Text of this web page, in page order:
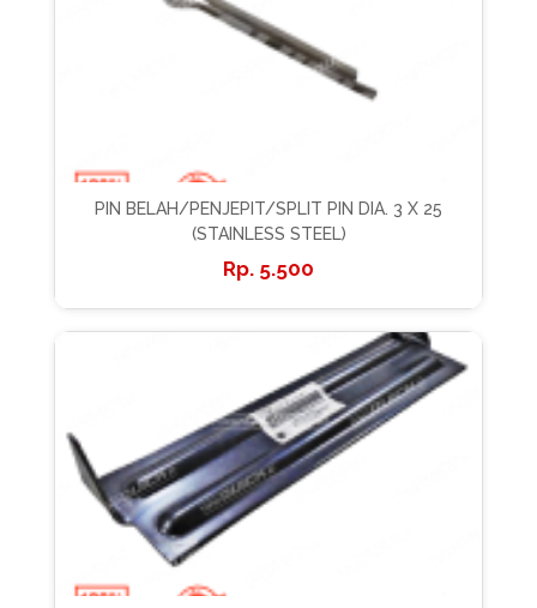
PIN BELAH/PENJEPIT/SPLIT PIN DIA. 3 X 25
(STAINLESS STEEL)
5.500